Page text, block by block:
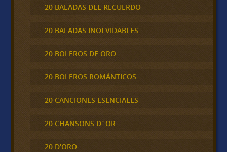
20 BALADAS DEL RECUERDO
20 BALADAS INOLVIDABLES
20 BOLEROS DE ORO
20 BOLEROS ROMÁNTICOS
20 CANCIONES ESENCIALES
20 CHANSONS D´OR
20 D'ORO